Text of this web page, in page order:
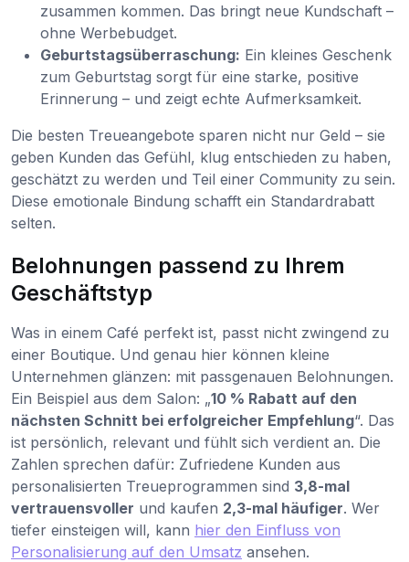
zusammen kommen. Das bringt neue Kundschaft –
ohne Werbebudget.
Geburtstagsüberraschung: Ein kleines Geschenk
zum Geburtstag sorgt für eine starke, positive
Erinnerung – und zeigt echte Aufmerksamkeit.
Die besten Treueangebote sparen nicht nur Geld – sie
geben Kunden das Gefühl, klug entschieden zu haben,
geschätzt zu werden und Teil einer Community zu sein.
Diese emotionale Bindung schafft ein Standardrabatt
selten.
Belohnungen passend zu Ihrem
Geschäftstyp
Was in einem Café perfekt ist, passt nicht zwingend zu
einer Boutique. Und genau hier können kleine
Unternehmen glänzen: mit passgenauen Belohnungen.
Ein Beispiel aus dem Salon: „10 % Rabatt auf den
nächsten Schnitt bei erfolgreicher Empfehlung“. Das
ist persönlich, relevant und fühlt sich verdient an. Die
Zahlen sprechen dafür: Zufriedene Kunden aus
personalisierten Treueprogrammen sind 3,8-mal
vertrauensvoller und kaufen 2,3-mal häufiger. Wer
tiefer einsteigen will, kann hier den Einfluss von
Personalisierung auf den Umsatz ansehen.